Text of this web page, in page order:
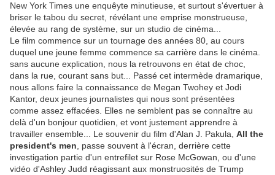
New York Times une enquêyte minutieuse, et surtout s'évertuer à
briser le tabou du secret, révélant une emprise monstrueuse,
élevée au rang de système, sur un studio de cinéma...
Le film commence sur un tournage des années 80, au cours
duquel une jeune femme commence sa carrière dans le cinéma.
sans aucune explication, nous la retrouvons en état de choc,
dans la rue, courant sans but... Passé cet intermède dramarique,
nous allons faire la connaissance de Megan Twohey et Jodi
Kantor, deux jeunes journalistes qui nous sont présentées
comme assez effacées. Elles ne semblent pas se connaître au
delà d'un bonjour quotidien, et vont justement apprendre à
travailler ensemble... Le souvenir du film d'Alan J. Pakula, All the
president's men , passe souvent à l'écran, derrière cette
investigation partie d'un entrefilet sur Rose McGowan, ou d'une
vidéo d'Ashley Judd réagissant aux monstruosités de Trump